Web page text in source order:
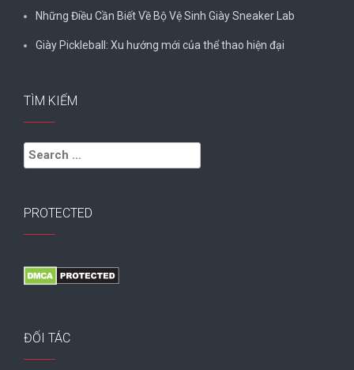
Những Điều Cần Biết Về Bộ Vệ Sinh Giày Sneaker Lab
Giày Pickleball: Xu hướng mới của thể thao hiện đại
TÌM KIẾM
Search
for:
PROTECTED
ĐỐI TÁC